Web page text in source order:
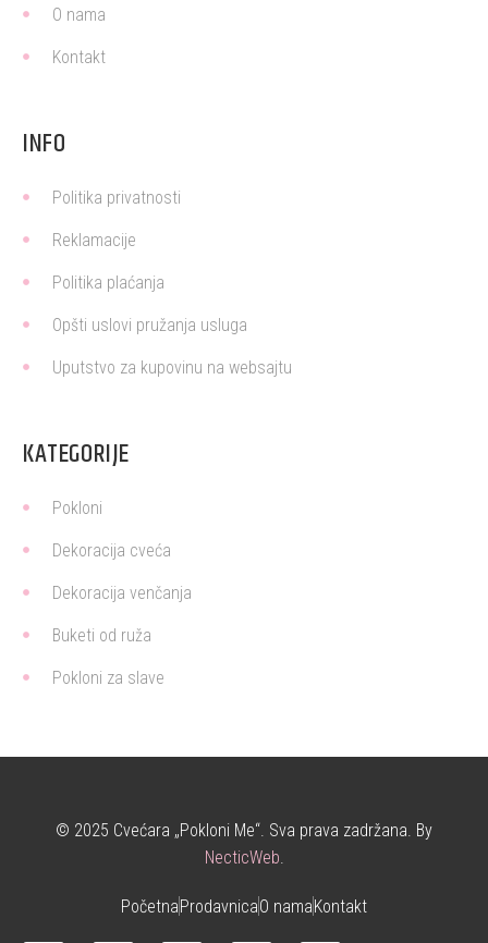
O nama
Kontakt
INFO
Politika privatnosti
Reklamacije
Politika plaćanja
Opšti uslovi pružanja usluga
Uputstvo za kupovinu na websajtu
KATEGORIJE
Pokloni
Dekoracija cveća
Dekoracija venčanja
Buketi od ruža
Pokloni za slave
© 2025 Cvećara „Pokloni Me“. Sva prava zadržana. By
NecticWeb.
PočetnaProdavnicaO namaKontakt